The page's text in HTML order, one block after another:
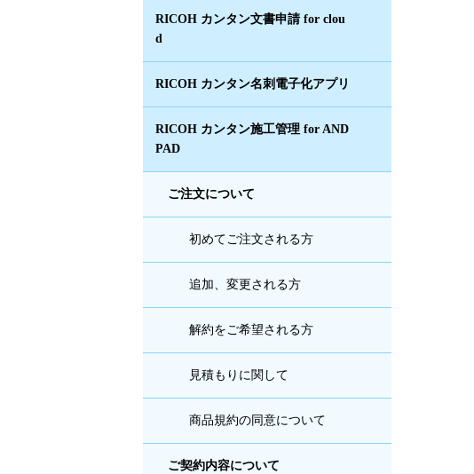
RICOH カンタン文書申請 for clou
d
RICOH カンタン名刺電子化アプリ
RICOH カンタン施工管理 for AND
PAD
ご注文について
初めてご注文される方
追加、変更される方
解約をご希望される方
見積もりに関して
商品規約の同意について
ご契約内容について